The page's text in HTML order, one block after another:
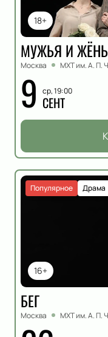
18+
МУЖЬЯ И
Москва МХТ им. А. П.
9 ср, 19:00
СЕНТ
16+
Драма
Популярное
БЕГ
Москва МХТ им. А. П.